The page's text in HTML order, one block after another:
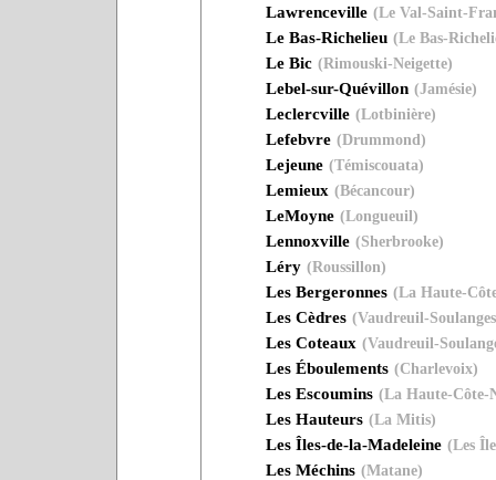
Lawrenceville (Le Val-Saint-
Le Bas-Richelieu (Le Bas-
Le Bic (Rimouski-Neigette)
Lebel-sur-Quévillon (Jamésie)
Leclercville (Lotbinière)
Lefebvre (Drummond)
Lejeune (Témiscouata)
Lemieux (Bécancour)
LeMoyne (Longueuil)
Lennoxville (Sherbrooke)
Léry (Roussillon)
Les Bergeronnes (La Haute-
Les Cèdres (Vaudreuil-
Les Coteaux (Vaudreuil-
Les Éboulements (Charlevoix)
Les Escoumins (La Haute-Côte-
Les Hauteurs (La Mitis)
Les Îles-de-la-Madeleine (Les
Les Méchins (Matane)